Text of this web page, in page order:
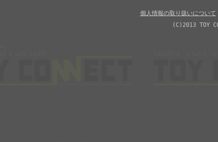
個人情報の取り扱いについて
(C)2013 TOY